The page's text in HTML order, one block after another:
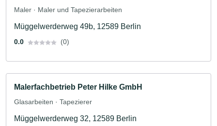
Maler · Maler und Tapezierarbeiten
Müggelwerderweg 49b, 12589 Berlin
0.0 (0)
Malerfachbetrieb Peter Hilke GmbH
Glasarbeiten · Tapezierer
Müggelwerderweg 32, 12589 Berlin